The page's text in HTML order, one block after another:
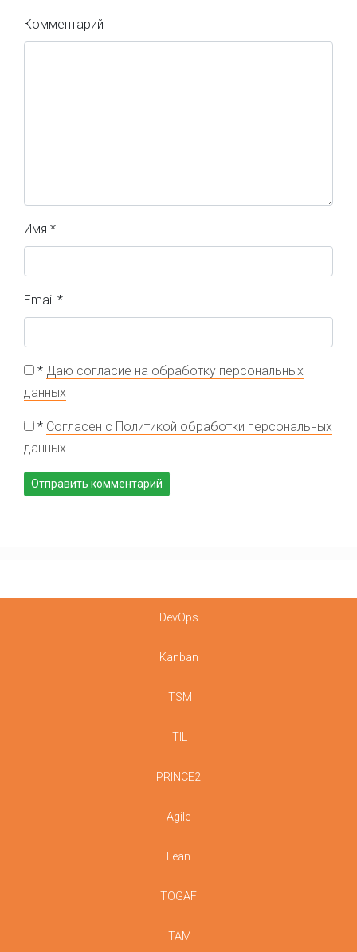
Комментарий
Имя *
Email *
* Даю согласие на обработку персональных
данных
* Согласен с Политикой обработки персональных
данных
DevOps
Kanban
ITSM
ITIL
PRINCE2
Agile
Lean
TOGAF
ITAM